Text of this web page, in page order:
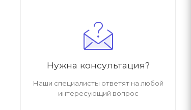
Нужна консультация?
Наши специалисты ответят на любой
интересующий вопрос